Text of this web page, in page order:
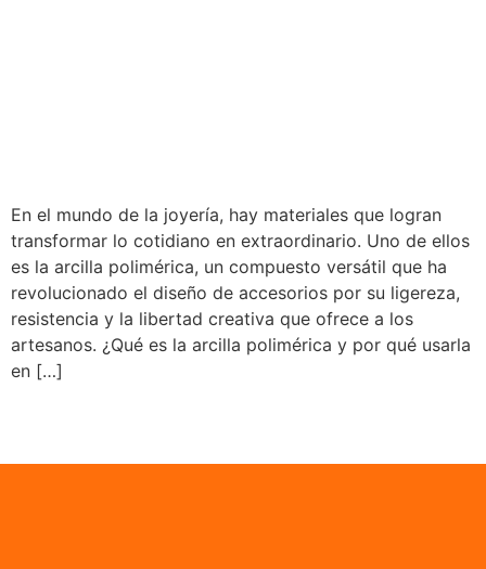
En el mundo de la joyería, hay materiales que logran
transformar lo cotidiano en extraordinario. Uno de ellos
es la arcilla polimérica, un compuesto versátil que ha
revolucionado el diseño de accesorios por su ligereza,
resistencia y la libertad creativa que ofrece a los
artesanos. ¿Qué es la arcilla polimérica y por qué usarla
en […]